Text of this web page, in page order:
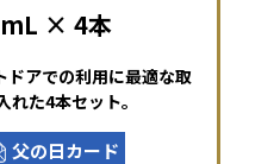
× 4本
アでの利用に最適な取
れた4本セット。
父の日カード